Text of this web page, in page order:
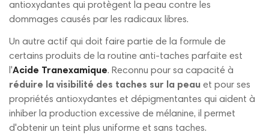
antioxydantes qui protègent la peau contre les
dommages causés par les radicaux libres.
Un autre actif qui doit faire partie de la formule de
certains produits de la routine anti-taches parfaite est
l'Acide Tranexamique. Reconnu pour sa capacité à
réduire la visibilité des taches sur la peau et pour ses
propriétés antioxydantes et dépigmentantes qui aident à
inhiber la production excessive de mélanine, il permet
d'obtenir un teint plus uniforme et sans taches.